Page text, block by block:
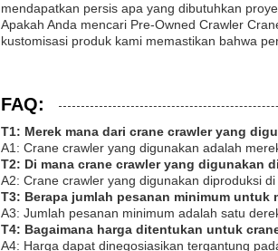
mendapatkan persis apa yang dibutuhkan
Apakah Anda mencari Pre-Owned Crawler
kustomisasi produk kami memastikan bahwa
FAQ:
T1: Merek mana dari crane crawler yang
A1: Crane crawler yang digunakan adalah
T2: Di mana crane crawler yang digunakan
A2: Crane crawler yang digunakan diproduksi di
T3: Berapa jumlah pesanan minimum untuk
A3: Jumlah pesanan minimum adalah satu
T4: Bagaimana harga ditentukan untuk
A4: Harga dapat dinegosiasikan tergantung